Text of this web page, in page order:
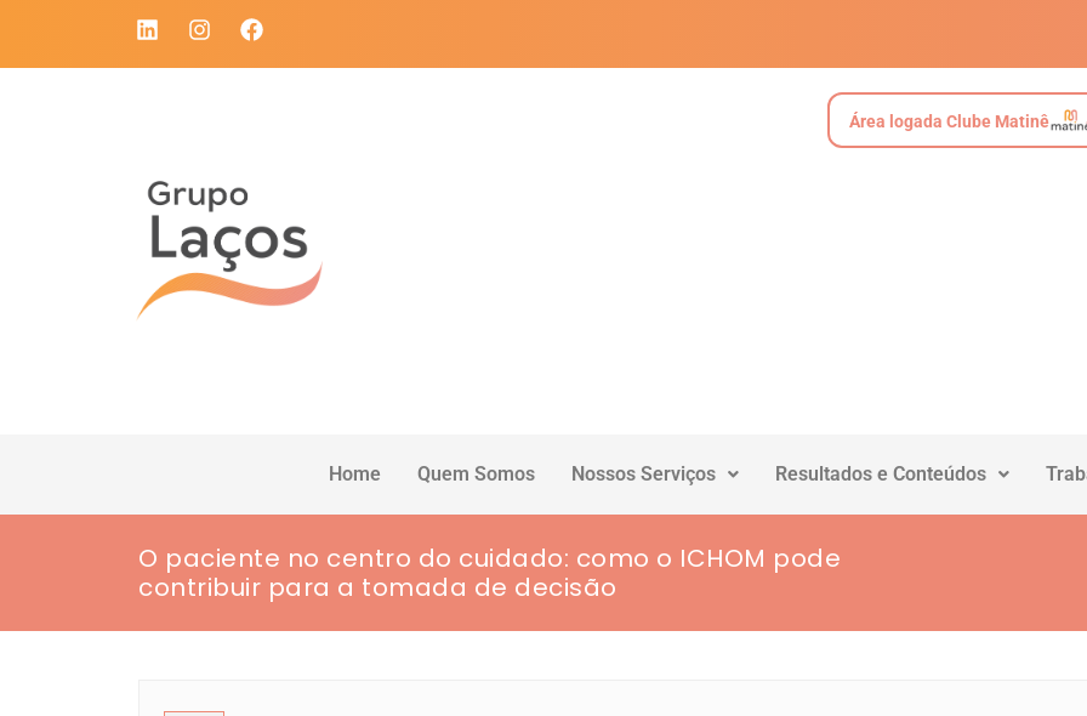
Área logada Clube Matinê
Home Quem Somos Nossos Serviços Resultados e Conteúdos
O paciente no centro do cuidado: como o ICHOM pode
contribuir para a tomada de decisão